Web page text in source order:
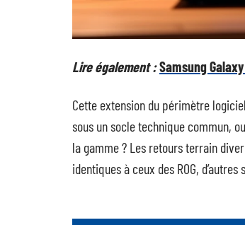
Lire également :Samsung
Cette extension du périmètre
sous un socle technique commun,
la gamme ? Les retours terrain
identiques à ceux des ROG,